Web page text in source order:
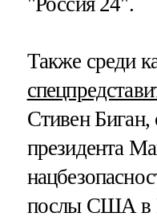
Также среди
Стивен Биган,
президента
послы США в